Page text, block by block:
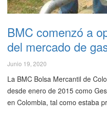
BMC comenzó a
del mercado de
Junio 19, 2020
La BMC Bolsa Mercantil de
desde enero de 2015 como
en Colombia, tal como estaba